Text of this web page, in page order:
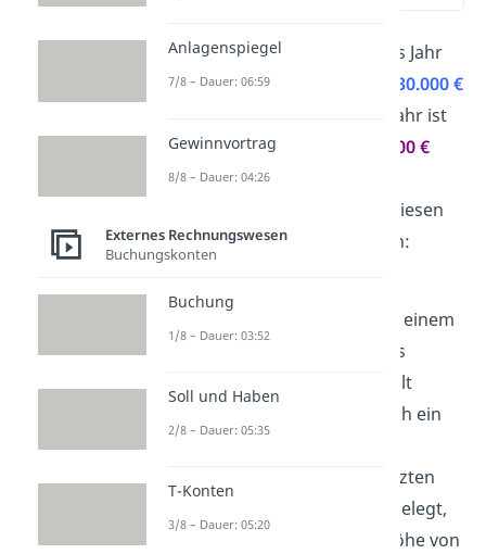
Dein Unternehmen hat dieses Jahr
einenJahresüberschuss
30.000 €
erwirtschaftet. Aus dem Vorjahr ist
nochGewinnvortrag
1.000 €
übrig, den du auf den
Jahresüberschuss addierst. Diesen
Betrag gilt es nun zu verteilen:
festgeschrieben, dass bei einem
Jahresüberschuss 10 % als
eingestellt
werden. Daraus ergibt sich ein
Ebenfalls wurde in der letzten
Hauptversammlung festgelegt,
in Höhe von
Anlagenspiegel
7/8 – Dauer: 06:59
Gewinnvortrag
8/8 – Dauer: 04:26
Externes Rechnungswesen
Buchungskonten
Buchung
1/8 – Dauer: 03:52
Soll und Haben
2/8 – Dauer: 05:35
T-Konten
3/8 – Dauer: 05:20